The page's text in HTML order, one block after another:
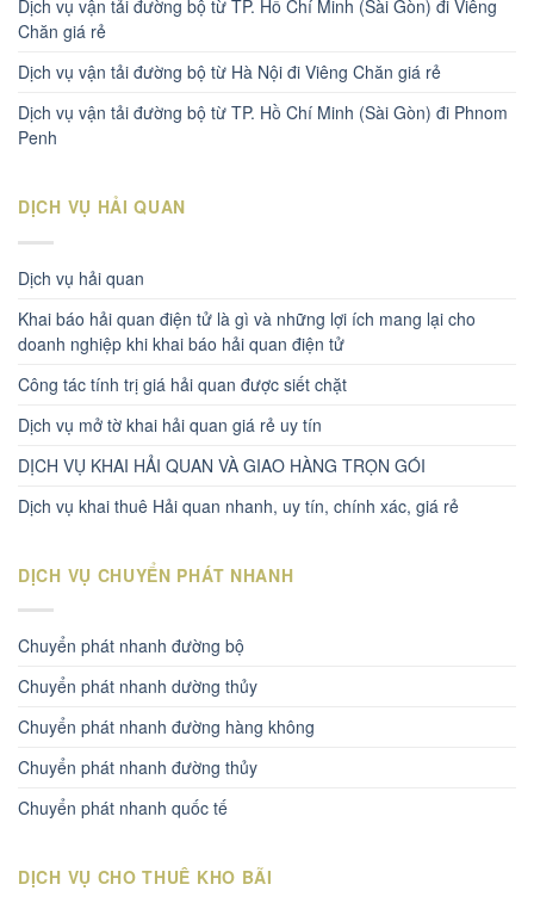
Dịch vụ vận tải đường bộ từ TP. Hồ Chí Minh (Sài Gòn) đi Viêng
Chăn giá rẻ
Dịch vụ vận tải đường bộ từ Hà Nội đi Viêng Chăn giá rẻ
Dịch vụ vận tải đường bộ từ TP. Hồ Chí Minh (Sài Gòn) đi Phnom
Penh
DỊCH VỤ HẢI QUAN
Dịch vụ hải quan
Khai báo hải quan điện tử là gì và những lợi ích mang lại cho
doanh nghiệp khi khai báo hải quan điện tử
Công tác tính trị giá hải quan được siết chặt
Dịch vụ mở tờ khai hải quan giá rẻ uy tín
DỊCH VỤ KHAI HẢI QUAN VÀ GIAO HÀNG TRỌN GÓI
Dịch vụ khai thuê Hải quan nhanh, uy tín, chính xác, giá rẻ
DỊCH VỤ CHUYỂN PHÁT NHANH
Chuyển phát nhanh đường bộ
Chuyển phát nhanh dường thủy
Chuyển phát nhanh đường hàng không
Chuyển phát nhanh đường thủy
Chuyển phát nhanh quốc tế
DỊCH VỤ CHO THUÊ KHO BÃI